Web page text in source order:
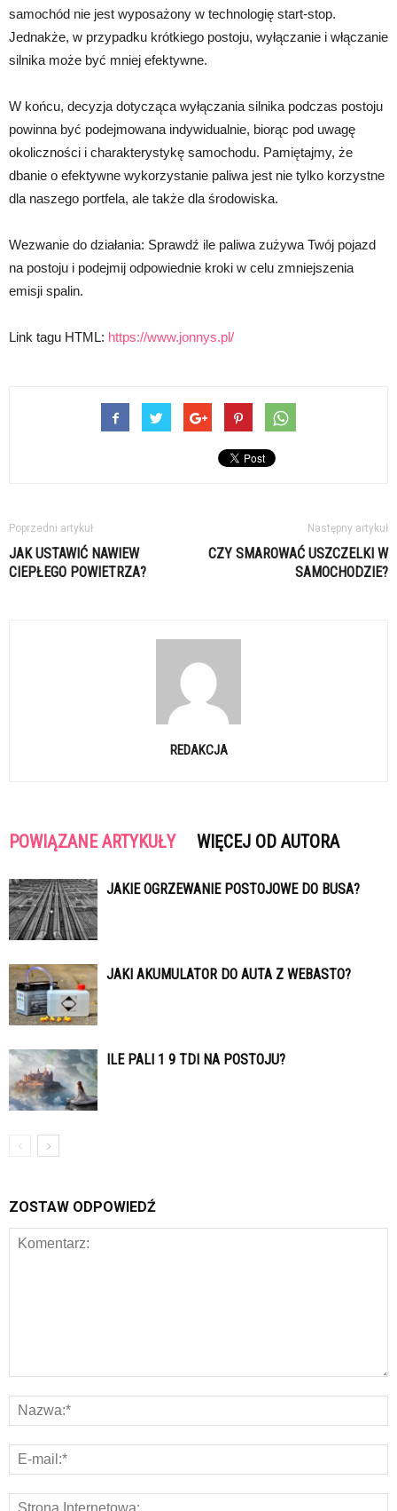
samochód nie jest wyposażony w technologię start-stop.
Jednakże, w przypadku krótkiego postoju, wyłączanie i włączanie
silnika może być mniej efektywne.
W końcu, decyzja dotycząca wyłączania silnika podczas postoju
powinna być podejmowana indywidualnie, biorąc pod uwagę
okoliczności i charakterystykę samochodu. Pamiętajmy, że
dbanie o efektywne wykorzystanie paliwa jest nie tylko korzystne
dla naszego portfela, ale także dla środowiska.
Wezwanie do działania: Sprawdź ile paliwa zużywa Twój pojazd
na postoju i podejmij odpowiednie kroki w celu zmniejszenia
emisji spalin.
Link tagu HTML: https://www.jonnys.pl/
Poprzedni artykuł
JAK USTAWIĆ NAWIEW
CIEPŁEGO POWIETRZA?
Następny artykuł
CZY SMAROWAĆ USZCZELKI W
SAMOCHODZIE?
REDAKCJA
POWIĄZANE ARTYKUŁY WIĘCEJ OD AUTORA
JAKIE OGRZEWANIE POSTOJOWE DO BUSA?
JAKI AKUMULATOR DO AUTA Z WEBASTO?
ILE PALI 1 9 TDI NA POSTOJU?
ZOSTAW ODPOWIEDŹ